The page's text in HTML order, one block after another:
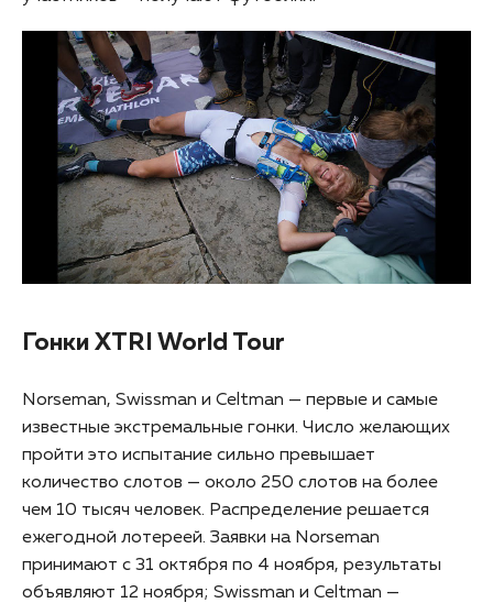
Гонки XTRI World Tour
Norseman, Swissman и Celtman — первые и самые
известные экстремальные гонки. Число желающих
пройти это испытание сильно превышает
количество слотов — около 250 слотов на более
чем 10 тысяч человек. Распределение решается
ежегодной лотереей. Заявки на Norseman
принимают с 31 октября по 4 ноября, результаты
объявляют 12 ноября; Swissman и Celtman —